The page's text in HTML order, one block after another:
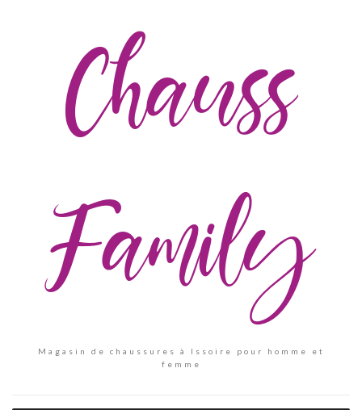
Chauss
Family
Magasin de chaussures à Issoire pour homme et
femme